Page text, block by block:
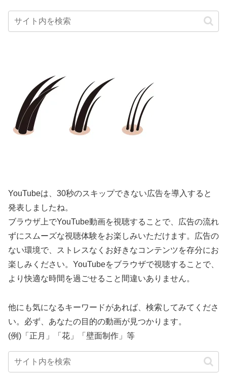
YouTubeは、30秒のスキップできない広告を導入すると
発表しましたね。
ブラウザ上でYouTube動画を視聴することで、広告の流れ
ずにスムーズな視聴体験をお楽しみいただけます。広告の
ない環境で、ストレスなくお好きなコンテンツを存分にお
楽しみください。YouTubeをブラウザで視聴することで、
より快適な時間を過ごせること間違いありません。
他にも気になるキーワードがあれば、検索してみてくださ
い。必ず、あなたの目的の動画が見つかります。
(例)「正月」「花」「壁面制作」等